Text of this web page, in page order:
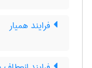
فرایند همیار